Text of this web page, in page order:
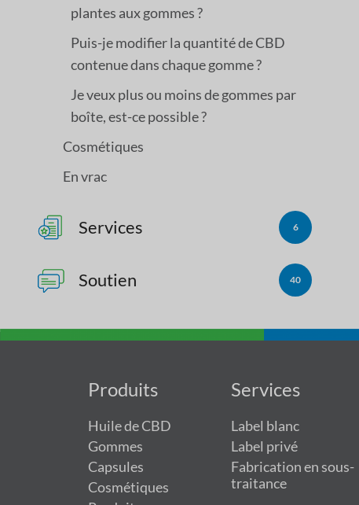
plantes aux gommes ?
Puis-je modifier la quantité de CBD
contenue dans chaque gomme ?
Je veux plus ou moins de gommes par
boîte, est-ce possible ?
Cosmétiques
En vrac
Services 6
Soutien 40
Produits
Huile de CBD
Gommes
Capsules
Cosmétiques
Services
Label blanc
Label privé
Fabrication en sous-
traitance